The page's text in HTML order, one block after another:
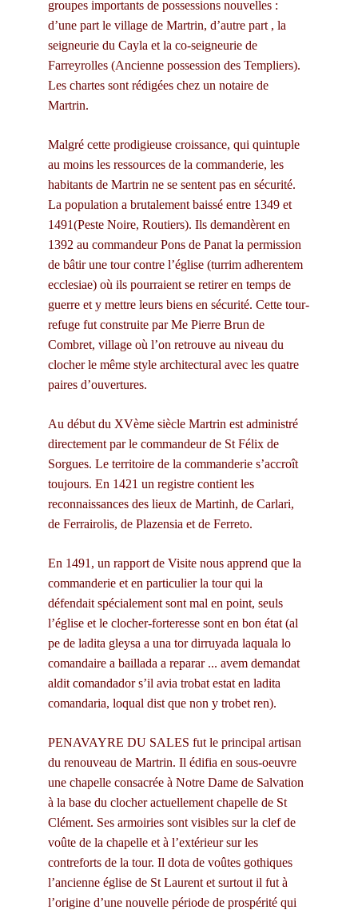
groupes importants de possessions nouvelles :
d’une part le village de Martrin, d’autre part , la
seigneurie du Cayla et la co-seigneurie de
Farreyrolles (Ancienne possession des Templiers).
Les chartes sont rédigées chez un notaire de
Martrin.
Malgré cette prodigieuse croissance, qui quintuple
au moins les ressources de la commanderie, les
habitants de Martrin ne se sentent pas en sécurité.
La population a brutalement baissé entre 1349 et
1491(Peste Noire, Routiers). Ils demandèrent en
1392 au commandeur Pons de Panat la permission
de bâtir une tour contre l’église (turrim adherentem
ecclesiae) où ils pourraient se retirer en temps de
guerre et y mettre leurs biens en sécurité. Cette tour-
refuge fut construite par Me Pierre Brun de
Combret, village où l’on retrouve au niveau du
clocher le même style architectural avec les quatre
paires d’ouvertures.
Au début du XVème siècle Martrin est administré
directement par le commandeur de St Félix de
Sorgues. Le territoire de la commanderie s’accroît
toujours. En 1421 un registre contient les
reconnaissances des lieux de Martinh, de Carlari,
de Ferrairolis, de Plazensia et de Ferreto.
En 1491, un rapport de Visite nous apprend que la
commanderie et en particulier la tour qui la
défendait spécialement sont mal en point, seuls
l’église et le clocher-forteresse sont en bon état (al
pe de ladita gleysa a una tor dirruyada laquala lo
comandaire a baillada a reparar ... avem demandat
aldit comandador s’il avia trobat estat en ladita
comandaria, loqual dist que non y trobet ren).
PENAVAYRE DU SALES fut le principal artisan
du renouveau de Martrin. Il édifia en sous-oeuvre
une chapelle consacrée à Notre Dame de Salvation
à la base du clocher actuellement chapelle de St
Clément. Ses armoiries sont visibles sur la clef de
voûte de la chapelle et à l’extérieur sur les
contreforts de la tour. Il dota de voûtes gothiques
l’ancienne église de St Laurent et surtout il fut à
l’origine d’une nouvelle période de prospérité qui